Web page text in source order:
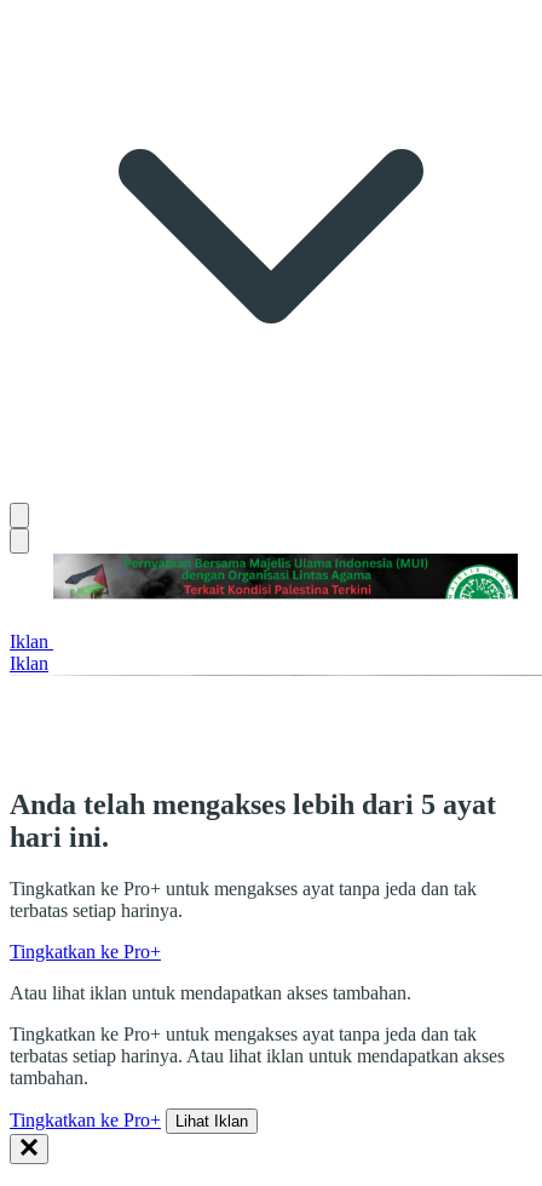
Iklan
Iklan
Anda telah mengakses lebih dari 5 ayat
hari ini.
Tingkatkan ke Pro+ untuk mengakses ayat tanpa jeda dan tak
terbatas setiap harinya.
Tingkatkan ke Pro+
Atau lihat iklan untuk mendapatkan akses tambahan.
Tingkatkan ke Pro+ untuk mengakses ayat tanpa jeda dan tak
terbatas setiap harinya. Atau lihat iklan untuk mendapatkan akses
tambahan.
Tingkatkan ke Pro+ Lihat Iklan